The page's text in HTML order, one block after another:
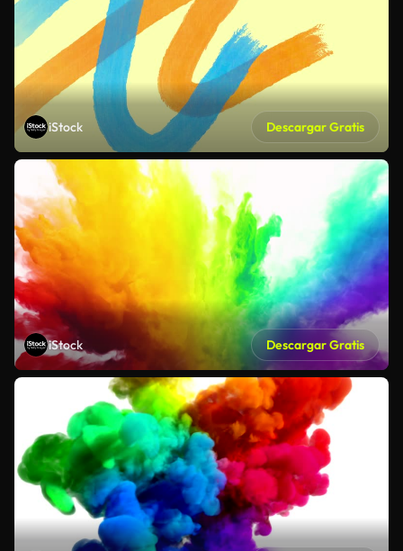
iStock Descargar Gratis
iStock Descargar Gratis